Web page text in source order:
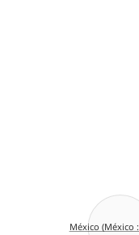
México (México